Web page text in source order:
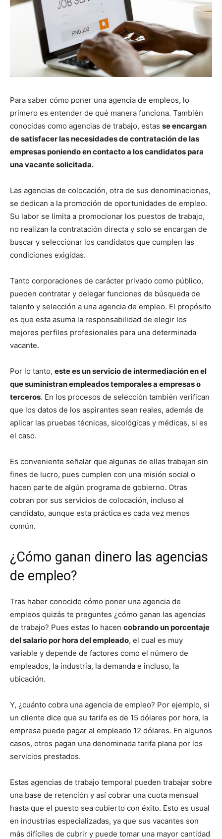
Para saber cómo poner una agencia de empleos, lo
primero es entender de qué manera funciona. También
conocidas como agencias de trabajo, estas se encargan
de satisfacer las necesidades de contratación de las
empresas poniendo en contacto a los candidatos para
una vacante solicitada.
Las agencias de colocación, otra de sus denominaciones,
se dedican a la promoción de oportunidades de empleo.
Su labor se limita a promocionar los puestos de trabajo,
no realizan la contratación directa y solo se encargan de
buscar y seleccionar los candidatos que cumplen las
condiciones exigidas.
Tanto corporaciones de carácter privado como público,
pueden contratar y delegar funciones de búsqueda de
talento y selección a una agencia de empleo. El propósito
es que esta asuma la responsabilidad de elegir los
mejores perfiles profesionales para una determinada
vacante.
Por lo tanto, este es un servicio de intermediación en el
que suministran empleados temporales a empresas o
terceros. En los procesos de selección también verifican
que los datos de los aspirantes sean reales, además de
aplicar las pruebas técnicas, sicológicas y médicas, si es
el caso.
Es conveniente señalar que algunas de ellas trabajan sin
fines de lucro, pues cumplen con una misión social o
hacen parte de algún programa de gobierno. Otras
cobran por sus servicios de colocación, incluso al
candidato, aunque esta práctica es cada vez menos
común.
¿Cómo ganan dinero las agencias
de empleo?
Tras haber conocido cómo poner una agencia de
empleos quizás te preguntes ¿cómo ganan las agencias
de trabajo? Pues estas lo hacen cobrando un porcentaje
del salario por hora del empleado, el cual es muy
variable y depende de factores como el número de
empleados, la industria, la demanda e incluso, la
ubicación.
Y, ¿cuánto cobra una agencia de empleo? Por ejemplo, si
un cliente dice que su tarifa es de 15 dólares por hora, la
empresa puede pagar al empleado 12 dólares. En algunos
casos, otros pagan una denominada tarifa plana por los
servicios prestados.
Estas agencias de trabajo temporal pueden trabajar sobre
una base de retención y así cobrar una cuota mensual
hasta que el puesto sea cubierto con éxito. Esto es usual
en industrias especializadas, ya que sus vacantes son
más difíciles de cubrir y puede tomar una mayor cantidad